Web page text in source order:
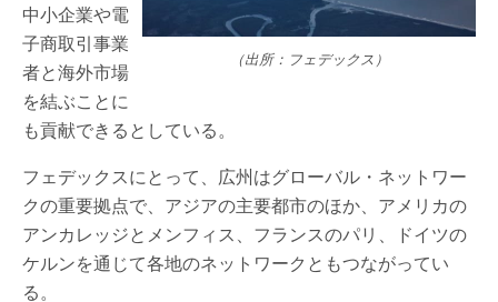
（出所：フェデックス）
中小企業や電
子商取引事業
者と海外市場
を結ぶことに
も貢献できるとしている。
フェデックスにとって、広州はグローバル・ネットワー
クの重要拠点で、アジアの主要都市のほか、アメリカの
アンカレッジとメンフィス、フランスのパリ、ドイツの
ケルンを通じて各地のネットワークともつながってい
る。